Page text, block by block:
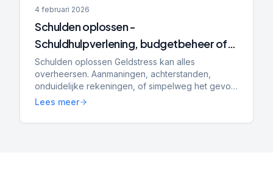
4 februari 2026
Schulden oplossen -
Schuldhulpverlening, budgetbeheer of
bewindvoering: wat is het verschil en wat
past bij jou?
Schulden oplossen Geldstress kan alles
overheersen. Aanmaningen, achterstanden,
onduidelijke rekeningen, of simpelweg het gevoel
dat je de controle kwijt bent. Dan ga je zoeken
Lees meer